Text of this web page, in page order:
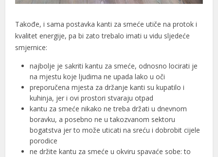
Takođe, i sama postavka kanti za smeće utiče na protok i
kvalitet energije, pa bi zato trebalo imati u vidu sljedeće
smjernice:
najbolje je sakriti kantu za smeće, odnosno locirati je
na mjestu koje ljudima ne upada lako u oči
preporučena mjesta za držanje kanti su kupatilo i
kuhinja, jer i ovi prostori stvaraju otpad
kantu za smeće nikako ne treba držati u dnevnom
boravku, a posebno ne u takozvanom sektoru
bogatstva jer to može uticati na sreću i dobrobit cijele
porodice
ne držite kantu za smeće u okviru spavaće sobe: to